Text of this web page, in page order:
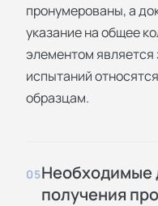
пронумерованы, а
указание на общее
элементом является
испытаний
образцам.
05Необходимые
получения